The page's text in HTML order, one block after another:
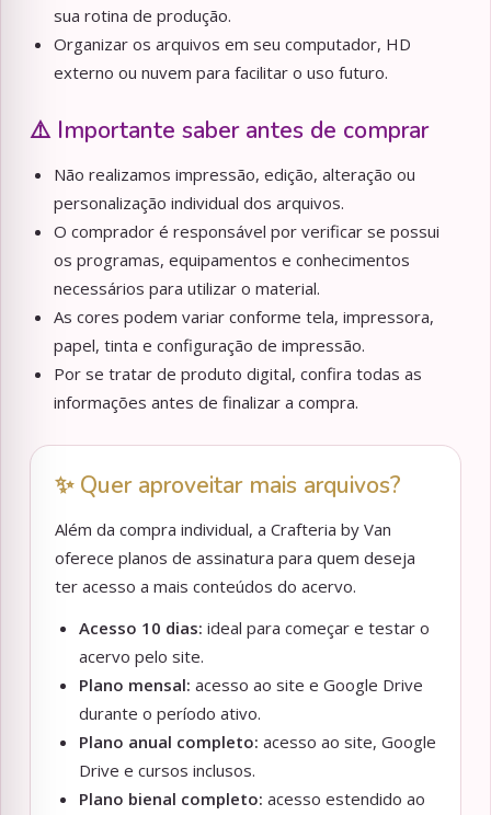
sua rotina de produção.
Organizar os arquivos em seu computador, HD
externo ou nuvem para facilitar o uso futuro.
⚠️ Importante saber antes de comprar
Não realizamos impressão, edição, alteração ou
personalização individual dos arquivos.
O comprador é responsável por verificar se possui
os programas, equipamentos e conhecimentos
necessários para utilizar o material.
As cores podem variar conforme tela, impressora,
papel, tinta e configuração de impressão.
Por se tratar de produto digital, confira todas as
informações antes de finalizar a compra.
✨ Quer aproveitar mais arquivos?
Além da compra individual, a Crafteria by Van
oferece planos de assinatura para quem deseja
ter acesso a mais conteúdos do acervo.
Acesso 10 dias: ideal para começar e testar o
acervo pelo site.
Plano mensal: acesso ao site e Google Drive
durante o período ativo.
Plano anual completo: acesso ao site, Google
Drive e cursos inclusos.
Plano bienal completo: acesso estendido ao